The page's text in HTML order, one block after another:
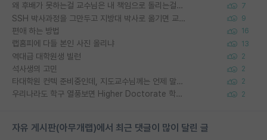
왜 후배가 못하는걸 교수님은 내 책임으로 돌리는걸까요? 7
SSH 박사과정을 그만두고 지방대 박사로 옮기면 교수의 꿈은 끝일까요? 9
편애 하는 방법 16
랩홈피에 다들 본인 사진 올리냐 13
역대급 대학원생 빌런 2
석사생의 고민 2
타대학원 컨텍 준비중인데, 지도교수님께는 언제 말씀드려야 할까요? 2
우리나라도 학구 열풍보면 Higher Doctorate 학위가 필요하다고 봅니다. 2
자유 게시판(아무개랩)에서 최근 댓글이 많이 달린 글